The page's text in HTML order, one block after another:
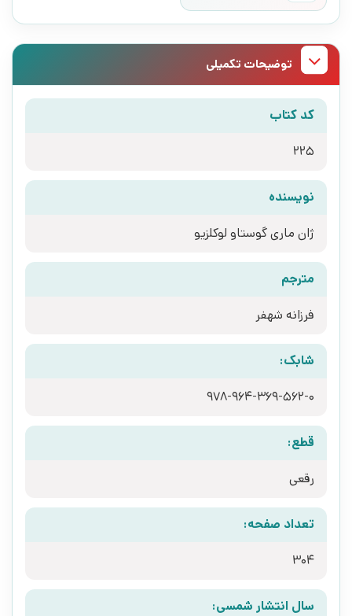
توضیحات تکمیلی
کد کتاب
225
نویسنده
ژان ماری گوستاو لوکلزیو
مترجم
فرزانه شهفر
شابک:
978-964-369-562-0
قطع:
رقعی
تعداد صفحه:
304
سال انتشار شمسی: